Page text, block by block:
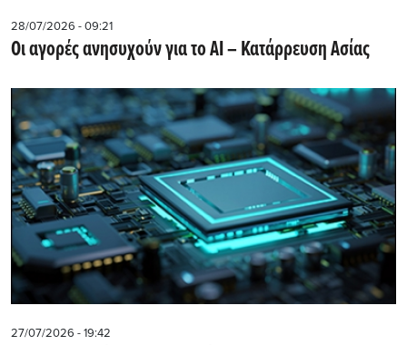
28/07/2026 - 09:21
Οι αγορές ανησυχούν για το AI – Κατάρρευση Ασίας
27/07/2026 - 19:42